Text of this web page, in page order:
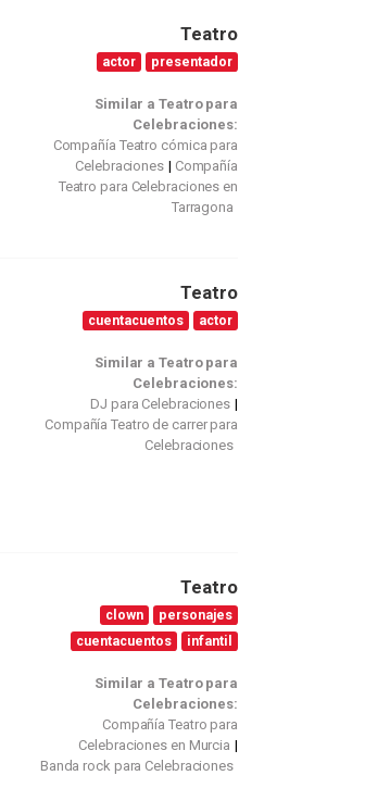
Teatro
actor presentador
Similar a Teatro para
Celebraciones:
Compañía Teatro cómica para
Celebraciones
Compañía
Teatro para Celebraciones en
Tarragona
Teatro
cuentacuentos actor
Similar a Teatro para
Celebraciones:
DJ para Celebraciones
Compañía Teatro de carrer para
Celebraciones
Teatro
clown
personajes
cuentacuentos
infantil
Similar a Teatro para
Celebraciones:
Compañía Teatro para
Celebraciones en Murcia
Banda rock para Celebraciones